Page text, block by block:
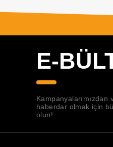
E-
Kampanyalarımızdan
haberdar olmak için
olun!